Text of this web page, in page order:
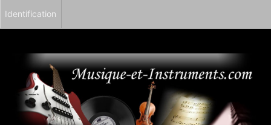
Identification